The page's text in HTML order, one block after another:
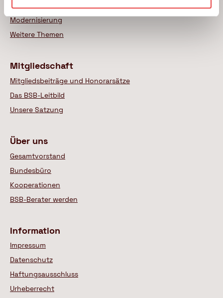
Wohnungskauf
Modernisierung
Weitere Themen
Mitgliedschaft
Mitgliedsbeiträge und Honorarsätze
Das BSB-Leitbild
Unsere Satzung
Über uns
Gesamtvorstand
Bundesbüro
Kooperationen
BSB-Berater werden
Information
Impressum
Datenschutz
Haftungsausschluss
Urheberrecht